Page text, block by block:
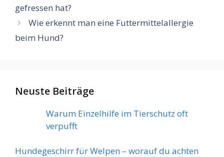
gefressen hat?
Wie erkennt man eine Futtermittelallergie
beim Hund?
Neuste Beiträge
Warum Einzelhilfe im Tierschutz oft
verpufft
Hundegeschirr für Welpen – worauf du achten